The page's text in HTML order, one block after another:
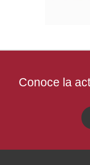
Conoce la